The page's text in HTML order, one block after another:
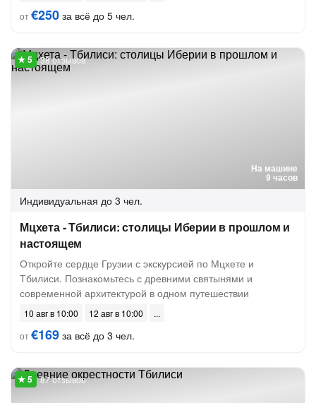
от€250 за всё до 5 чел.
На машине
9 часов
38 отзывов
Индивидуальная до 3 чел.
Мцхета - Тбилиси: столицы Иберии в прошлом и
настоящем
Откройте сердце Грузии с экскурсией по Мцхете и
Тбилиси. Познакомьтесь с древними святынями и
современной архитектурой в одном путешествии
10 авг в 10:00
12 авг в 10:00
от€169 за всё до 3 чел.
87 отзывов